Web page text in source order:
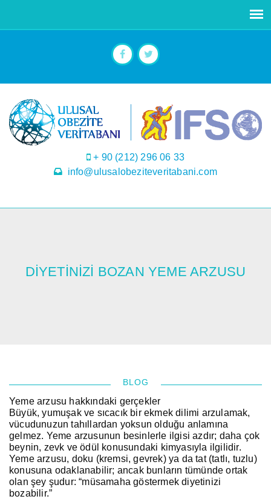
+ 90 (212) 296 06 33
info@ulusalobeziteveritabani.com
DIYETINIZI BOZAN YEME ARZUSU
BLOG
Yeme arzusu hakkındaki gerçekler
Büyük, yumuşak ve sıcacık bir ekmek dilimi arzulamak,
vücudunuzun tahıllardan yoksun olduğu anlamına
gelmez. Yeme arzusunun besinlerle ilgisi azdır; daha çok
beynin, zevk ve ödül konusundaki kimyasıyla ilgilidir.
Yeme arzusu, doku (kremsi, gevrek) ya da tat (tatlı, tuzlu)
konusuna odaklanabilir; ancak bunların tümünde ortak
olan şey şudur: “müsamaha göstermek diyetinizi
bozabilir.”